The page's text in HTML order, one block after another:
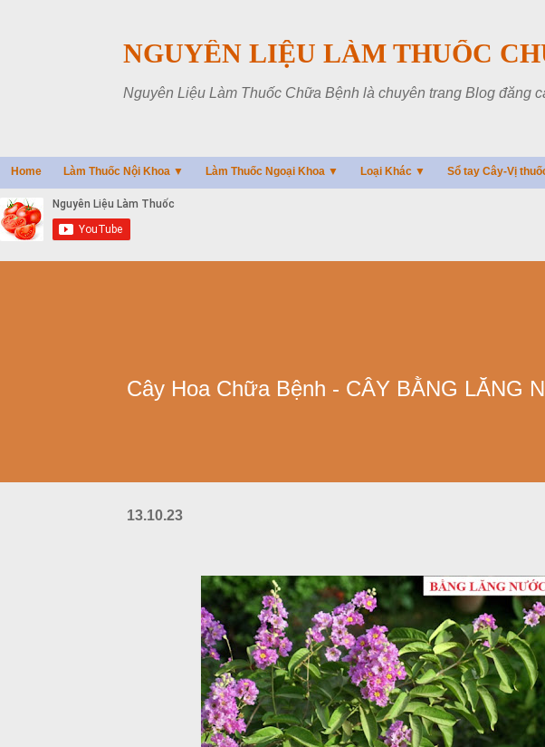
NGUYÊN LIỆU LÀM THUỐC
Nguyên Liệu Làm Thuốc Chữa Bệnh là chuyên trang Blog đăng
Home Làm Thuốc Nội Khoa ▼ Làm Thuốc Ngoại Khoa ▼ Loại Khác ▼ Sổ tay Cây-Vị
Cây Hoa Chữa Bệnh - CÂY BẰNG LĂNG
13.10.23